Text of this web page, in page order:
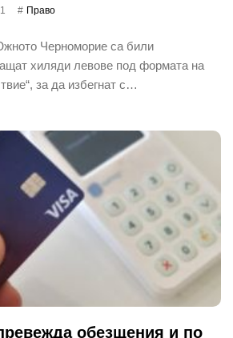
Право
Черноморие са били
хиляди левове под формата на
за да избегнат с…
обезщения и по